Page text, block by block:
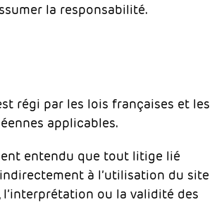
la responsabilité.
régi par les lois françaises et les
applicables.
entendu que tout litige lié
à l’utilisation du site
l’interprétation ou la validité des